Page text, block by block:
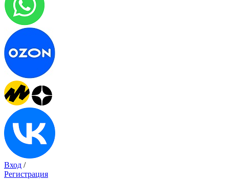
Вход /
Регистрация